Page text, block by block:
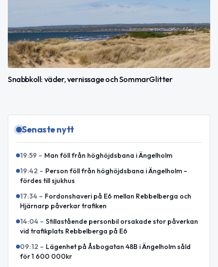
Snabbkoll: väder, vernissage och SommarGlitter
Senaste nytt
19:59 – Man föll från höghöjdsbana i Ängelholm
19:42 – Person föll från höghöjdsbana i Ängelholm –
fördes till sjukhus
17:34 – Fordonshaveri på E6 mellan Rebbelberga och
Hjärnarp påverkar trafiken
14:04 – Stillastående personbil orsakade stor påverkan
vid trafikplats Rebbelberga på E6
09:12 – Lägenhet på Åsbogatan 48B i Ängelholm såld
för 1 600 000kr